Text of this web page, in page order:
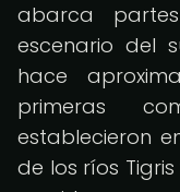
abarca
escenario del
hace
primeras
establecieron
de los ríos